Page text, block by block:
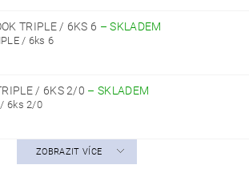
TRIPLE / 6KS 6 –SKLADEM
/ 6ks 6
/ 6KS 2/0 –SKLADEM
/ 6ks 2/0
ZOBRAZIT VÍCE